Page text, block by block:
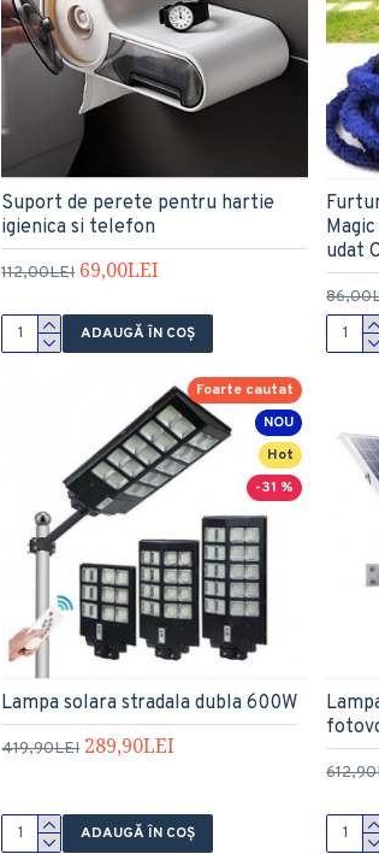
Suport de perete pentru hartie
igienica si telefon
112,00LEI 69,00LEI
ADAUGĂ ÎN COŞ
udat
NOU
Hot
Foarte cautat
-31 %
Lampa solara stradala dubla 600W
419,90LEI 289,90LEI
ADAUGĂ ÎN COŞ